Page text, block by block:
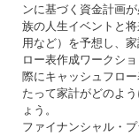
ンに基づく資金計画
族の人生イベントと
用など）を予想し、
ロー表作成ワークシ
際にキャッシュフロ
たって家計がどのよ
ょう。
ファイナンシャル・